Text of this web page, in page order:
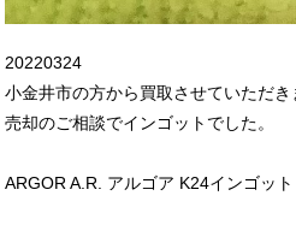
20220324
小金井市の方から買取させていただき
売却のご相談でインゴットでした。
ARGOR A.R. アルゴア K24インゴッ